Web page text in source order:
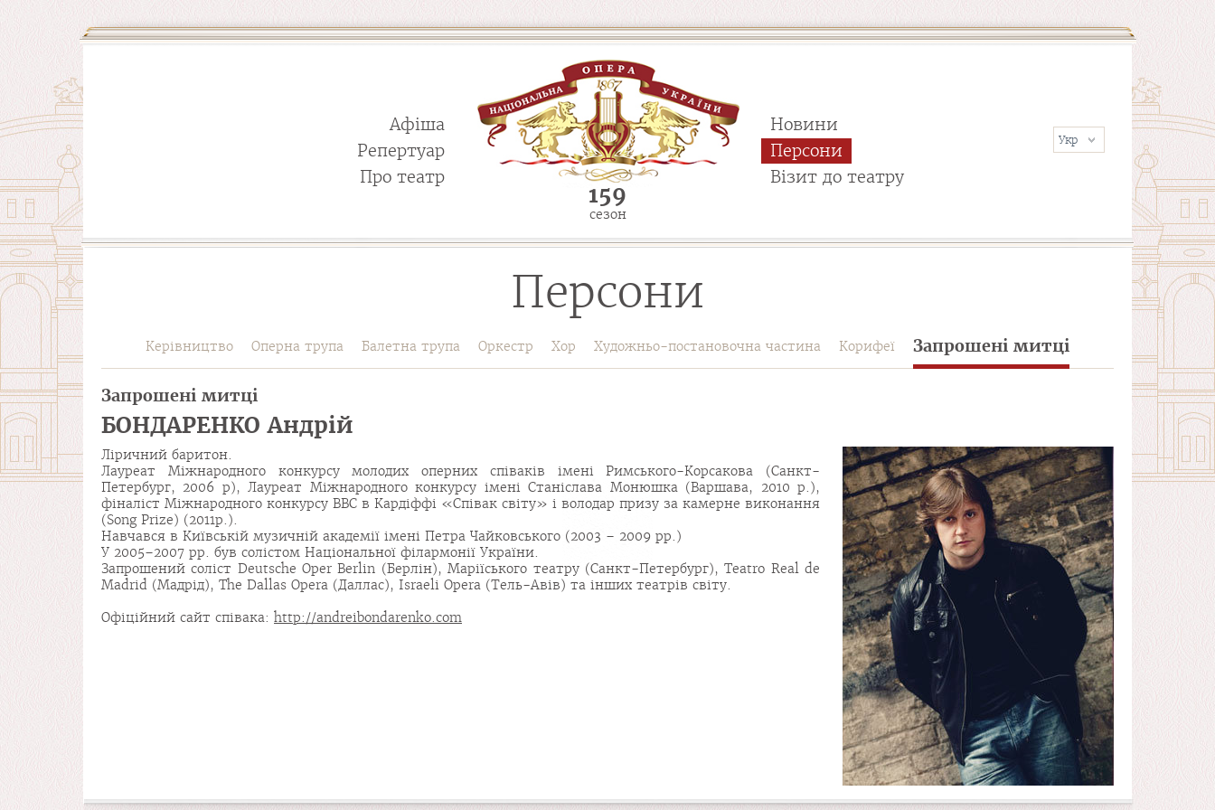
Афіша
Репертуар
Про театр
Новини
Персони
Візит до театру
159
сезон
Персони
Керівництво Оперна трупа Балетна трупа Оркестр Хор Художньо-постановочна частина Корифеї Запрошені митці
Запрошені митці
БОНДАРЕНКО Андрій
Ліричний баритон.
Лауреат Міжнародного конкурсу молодих оперних співаків імені Римського-Корсакова (Санкт-
Петербург, 2006 р), Лауреат Міжнародного конкурсу імені Станіслава Монюшка (Варшава, 2010 р.),
фіналіст Міжнародного конкурсу BBC в Кардіффі «Співак світу» і володар призу за камерне виконання
(Song Prize) (2011р.).
Навчався в Київській музичній академії імені Петра Чайковського (2003 – 2009 рр.)
У 2005–2007 рр. був солістом Національної філармонії України.
Запрошений соліст Deutsche Oper Berlin (Берлін), Маріїського театру (Санкт-Петербург), Teatro Real de
Madrid (Мадрід), The Dallas Opera (Даллас), Іsraeli Opera (Тель-Авів) та інших театрів світу.
Офіційний сайт співака: http://andreibondarenko.com